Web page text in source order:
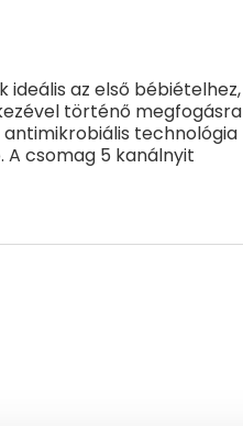
az első bébiételhez,
történő megfogásra
antimikrobiális technológia
csomag 5 kanálnyit